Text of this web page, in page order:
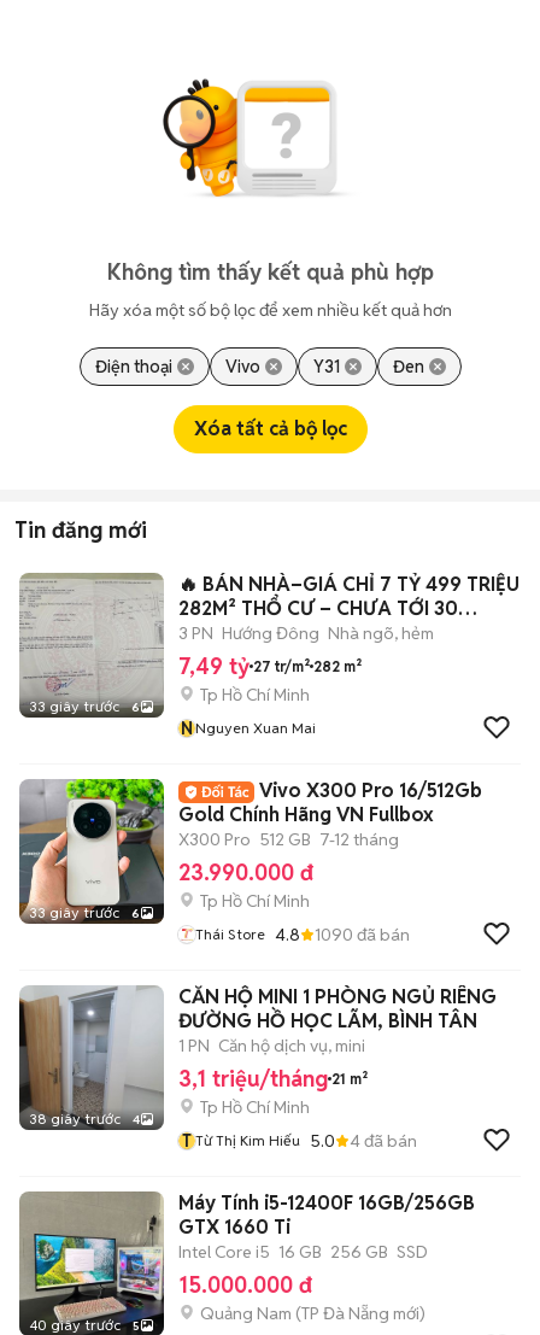
Không tìm thấy kết quả phù hợp
Hãy xóa một số bộ lọc để xem nhiều kết quả hơn
Điện thoại Vivo Y31 Đen
Xóa tất cả bộ lọc
Tin đăng mới
33 giây trước 6
🔥 BÁN NHÀ–GIÁ CHỈ 7 TỶ 499 TRIỆU
282M² THỔ CƯ – CHƯA TỚI 30
TRIỆU/M²
3 PN Hướng Đông Nhà ngõ, hẻm
7,49 tỷ 27 tr/m² 282 m²
Tp Hồ Chí Minh
NNguyen Xuan Mai
33 giây trước 6
Vivo X300 Pro 16/512Gb
Gold Chính Hãng VN Fullbox
X300 Pro 512 GB 7-12 tháng
23.990.000 đ
Tp Hồ Chí Minh
Thái Store 4.8 1090 đã bán
38 giây trước 4
CĂN HỘ MINI 1 PHÒNG NGỦ RIÊNG
ĐƯỜNG HỒ HỌC LÃM, BÌNH TÂN
1 PN Căn hộ dịch vụ, mini
3,1 triệu/tháng 21 m²
Tp Hồ Chí Minh
T Từ Thị Kim Hiếu 5.0 4đã bán
40 giây trước 5
Máy Tính i5-12400F 16GB/256GB
GTX 1660 Ti
Intel Core i5 16 GB 256 GB SSD
15.000.000 đ
Quảng Nam (TP Đà Nẵng mới)